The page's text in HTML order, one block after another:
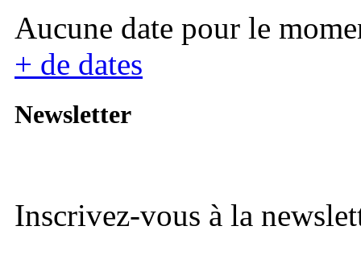
Aucune date pour le
+ de dates
Newsletter
Inscrivez-vous à la